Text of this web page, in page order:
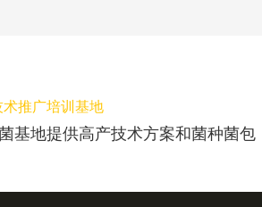
推广培训基地
基地提供高产技术方案和菌种菌包